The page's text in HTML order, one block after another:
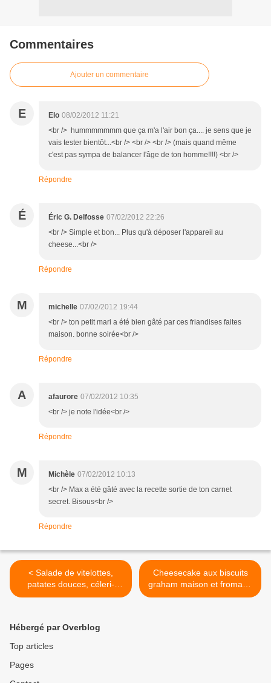
Commentaires
Ajouter un commentaire
E Elo 08/02/2012 11:21
<br /> hummmmmmm que ça m'a l'air bon ça.... je sens que je
vais tester bientôt...<br /> <br /> <br /> (mais quand même
c'est pas sympa de balancer l'âge de ton homme!!!!) <br />
Répondre
É Éric G. Delfosse 07/02/2012 22:26
<br /> Simple et bon... Plus qu'à déposer l'appareil au
cheese...<br />
Répondre
M michelle 07/02/2012 19:44
<br /> ton petit mari a été bien gâté par ces friandises faites
maison. bonne soirée<br />
Répondre
A afaurore 07/02/2012 10:35
<br /> je note l'idée<br />
Répondre
M Michèle 07/02/2012 10:13
<br /> Max a été gâté avec la recette sortie de ton carnet
secret. Bisous<br />
Répondre
< Salade de vitelottes,
patates douces, céleri-
branche aux herbes
Cheesecake aux biscuits
graham maison et fromage
Philadelphia >
Hébergé par Overblog
Top articles
Pages